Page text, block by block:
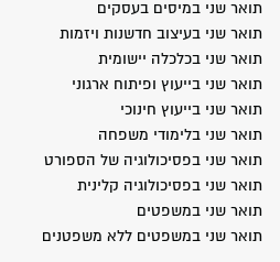
תואר שני במיסים בעסקים
תואר שני בעיצוב חדשנות ויזמות
תואר שני בכלכלה יישומית
תואר שני בייעוץ ופיתוח ארגוני
תואר שני בייעוץ חינוכי
תואר שני בלימודי משפחה
תואר שני בפסיכולוגיה של הספורט
תואר שני בפסיכולוגיה קלינית
תואר שני במשפטים
תואר שני במשפטים ללא משפטנים